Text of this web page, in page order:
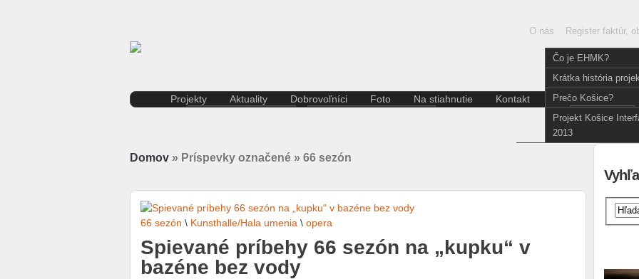
O nás
Čo je EHMK?
Krátka história
Prečo Košice?
Projekt Košice
2013
Register faktúr,
Projekty
Projekt SPOTs
Destinácia Košice
Kunsthalle/Hala umenia
Terra Incognita
Rozvoj ľudských zdrojov
prostredníctvom investícií do
Aktuality
Výstava
Slovensko
Tlačové správy
Víkend
Zahraničie
Dobrovoľníci Foto Na stiahnutie Kontakt Slovenčina
English
Domov » Príspevky označené » 66 sezón
66 sezón \ Kunsthalle/Hala umenia \ opera
Spievané príbehy 66 sezón na „kupku“ v
bazéne bez vody